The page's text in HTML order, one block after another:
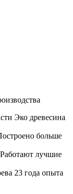
Эко древесина
больше
Работают лучшие
23 года опыта